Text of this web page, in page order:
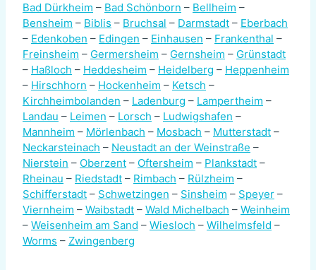
Bad Dürkheim – Bad Schönborn – Bellheim –
Bensheim – Biblis – Bruchsal – Darmstadt – Eberbach
– Edenkoben – Edingen – Einhausen – Frankenthal –
Freinsheim – Germersheim – Gernsheim – Grünstadt
– Haßloch – Heddesheim – Heidelberg – Heppenheim
– Hirschhorn – Hockenheim – Ketsch –
Kirchheimbolanden – Ladenburg – Lampertheim –
Landau – Leimen – Lorsch – Ludwigshafen –
Mannheim – Mörlenbach – Mosbach – Mutterstadt –
Neckarsteinach – Neustadt an der Weinstraße –
Nierstein – Oberzent – Oftersheim – Plankstadt –
Rheinau – Riedstadt – Rimbach – Rülzheim –
Schifferstadt – Schwetzingen – Sinsheim – Speyer –
Viernheim – Waibstadt – Wald Michelbach – Weinheim
– Weisenheim am Sand – Wiesloch – Wilhelmsfeld –
Worms – Zwingenberg